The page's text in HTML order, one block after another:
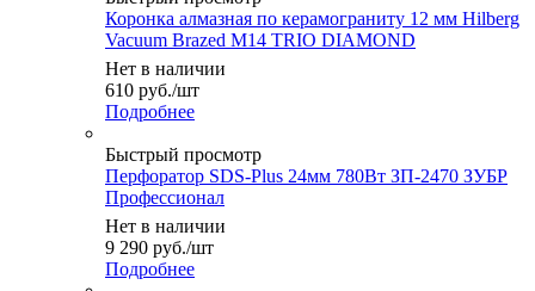
Коронка алмазная по керамограниту 12 мм Hilberg
Vacuum Brazed M14 TRIO DIAMOND
Нет в наличии
610 руб./шт
Подробнее
Быстрый просмотр
Перфоратор SDS-Plus 24мм 780Вт ЗП-2470 ЗУБР
Профессионал
Нет в наличии
9 290 руб./шт
Подробнее